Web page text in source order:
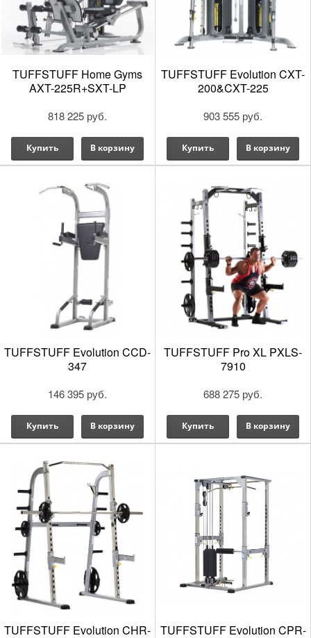
TUFFSTUFF Home Gyms
AXT-225R+SXT-LP
818 225 руб.
Купить В корзину
TUFFSTUFF Evolution CXT-
200&CXT-225
903 555 руб.
Купить В корзину
TUFFSTUFF Evolution CCD-
347
146 395 руб.
Купить В корзину
TUFFSTUFF Pro XL PXLS-
7910
688 275 руб.
Купить В корзину
TUFFSTUFF Evolution CHR-
TUFFSTUFF Evolution CPR-